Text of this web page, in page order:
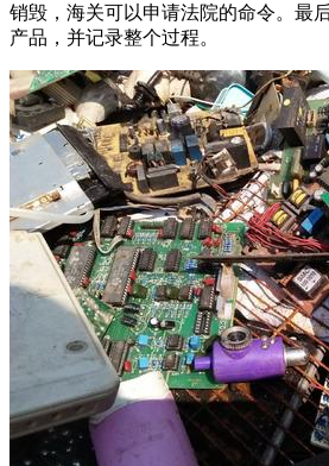
销毁，海关可以申请法院的命令。最
产品，并记录整个过程。